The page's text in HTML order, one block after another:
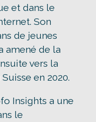
et dans le
Son
de jeunes
amené de la
vers la
en 2020.
Insights a une
le